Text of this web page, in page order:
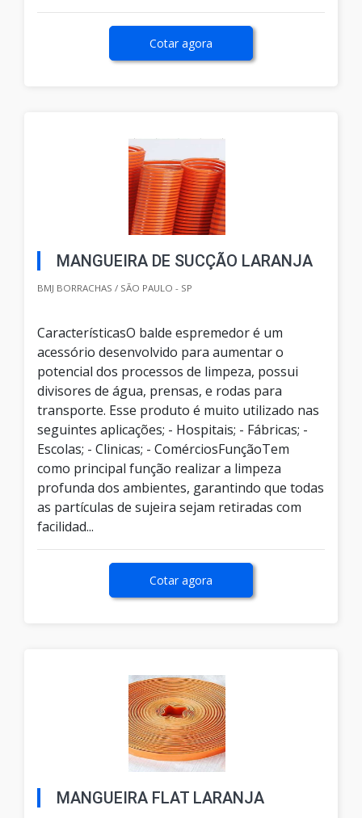
Cotar agora
MANGUEIRA DE SUCÇÃO LARANJA
BMJ BORRACHAS / SÃO PAULO - SP
CaracterísticasO balde espremedor é um
acessório desenvolvido para aumentar o
potencial dos processos de limpeza, possui
divisores de água, prensas, e rodas para
transporte. Esse produto é muito utilizado nas
seguintes aplicações; - Hospitais; - Fábricas; -
Escolas; - Clinicas; - ComérciosFunçãoTem
como principal função realizar a limpeza
profunda dos ambientes, garantindo que todas
as partículas de sujeira sejam retiradas com
facilidad...
Cotar agora
MANGUEIRA FLAT LARANJA